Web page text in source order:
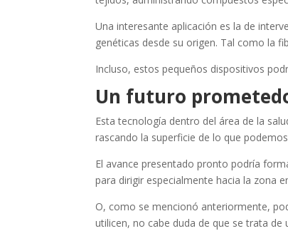
Una interesante aplicación es la de
genéticas desde su origen. Tal como la
Incluso, estos pequeños dispositivos
Un futuro
Esta tecnología dentro del área de la
rascando la superficie de lo que
El avance presentado pronto podría
para dirigir especialmente hacia la zona
O, como se mencionó anteriormente,
utilicen, no cabe duda de que se trata de